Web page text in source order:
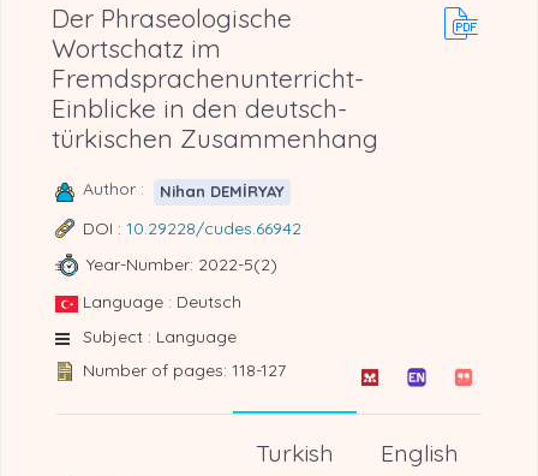
Der Phraseologische
Wortschatz im
Fremdsprachenunterricht-
Einblicke in den deutsch-
türkischen Zusammenhang
Author : Nihan DEMİRYAY
DOI : 10.29228/cudes.66942
Year-Number: 2022-5(2)
Language : Deutsch
Subject : Language
Number of pages: 118-127
English
Turkish